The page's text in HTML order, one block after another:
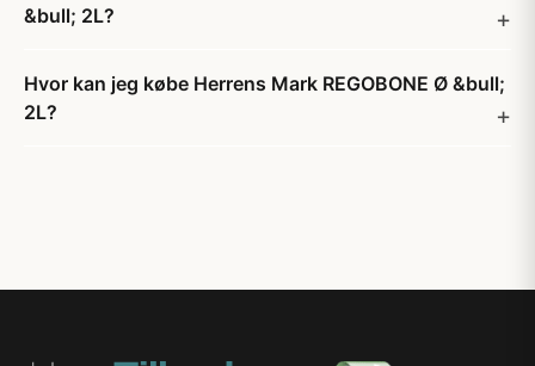
&bull; 2L?
Hvor kan jeg købe Herrens Mark REGOBONE Ø &bull;
2L?